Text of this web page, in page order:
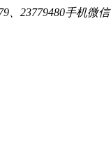
、23779480手机微